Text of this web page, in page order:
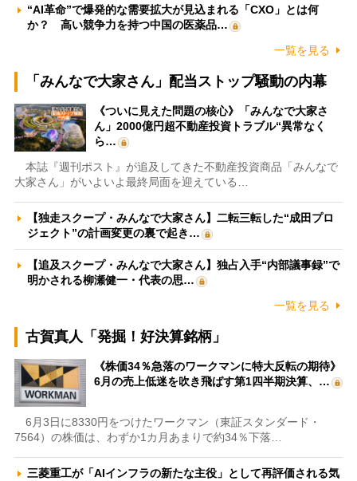
“AI革命”で爆発的な需要拡大が見込まれる「CXO」とは何
か？ 高い競争力を持つ中国の医薬品…
一覧を見る
「みんなで大家さん」配当ストップ騒動の内幕
《ついに見えた問題の核心》「みんなで大家さ
ん」2000億円超不動産投資トラブル“異常なく
ら…
本誌『週刊ポスト』が追及してきた不動産投資商品「みんなで
大家さん」がいよいよ最終局面を迎えている…
【独走スクープ・みんなで大家さん】二転三転した“成田プロ
ジェクト”の計画変更の裏で起き…
【追及スクープ・みんなで大家さん】独占入手“内部議事録”で
明かされる柳瀬健一・代表の思…
一覧を見る
古賀真人「発掘！好決算銘柄」
《株価34％急落のワークマンに特大反転の期待》
6月の売上低迷を吹き飛ばす第1四半期決算、…
6月3日に8330円をつけたワークマン（東証スタンダード・
7564）の株価は、わずか1カ月あまりで約34％下落…
三菱重工が「AIインフラの新たな主役」として再評価される気